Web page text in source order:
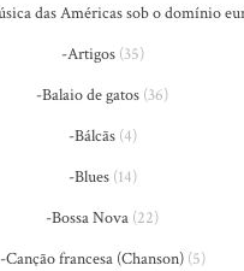
das Américas sob o domínio
-Artigos(35)
-Balaio de gatos (36)
-Bálcãs(4)
-Blues(14)
-Bossa Nova (22)
-Canção francesa (Chanson)(5)